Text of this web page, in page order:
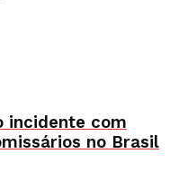
incidente com
no Brasil